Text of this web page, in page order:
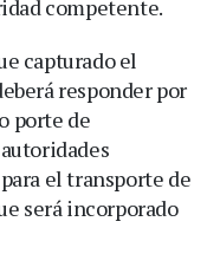
competente.
capturado el
responder por
porte de
el transporte de
será incorporado